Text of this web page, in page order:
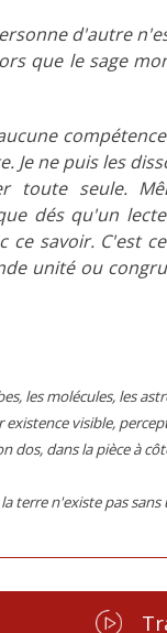
d'autre
que le sage
Je ne puis les
toute seule.
dés qu'un
savoir. C'est
unité ou
les molécules, les
visible,
dos, dans la pièce à
terre n'existe pas sans